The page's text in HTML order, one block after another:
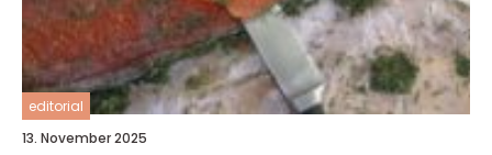
editorial
13. November 2025